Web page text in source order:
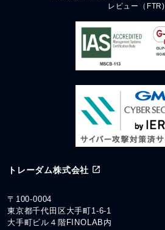
レビュー（FTR)
トレーダム株式会社
〒100-0004
東京都千代田区大手町1-6-1
大手町ビル４階FINOLAB内